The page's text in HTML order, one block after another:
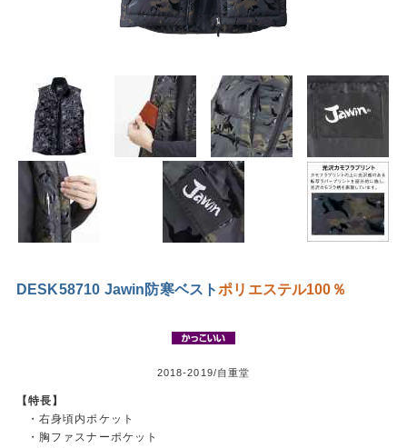
DESK58710 Jawin防寒ベストポリエステル100％
2018-2019/自重堂
【特長】
・右身頃内ポケット
・胸ファスナーポケット